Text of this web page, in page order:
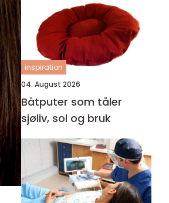
inspiration
04. August 2026
Båtputer som tåler
sjøliv, sol og bruk